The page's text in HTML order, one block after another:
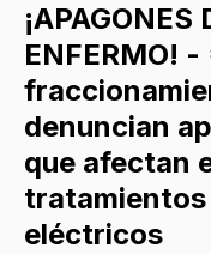
¡APAGONES
ENFERMO!
denuncian
que afectan
eléctricos